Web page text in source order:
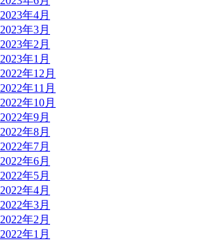
2023年4月
2023年3月
2023年2月
2023年1月
2022年12月
2022年11月
2022年10月
2022年9月
2022年8月
2022年7月
2022年6月
2022年5月
2022年4月
2022年3月
2022年2月
2022年1月